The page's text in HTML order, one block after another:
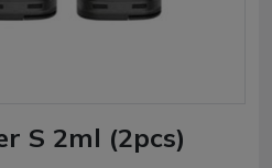
S 2ml (2pcs)